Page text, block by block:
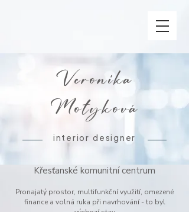
Veronika
Motyková
interior designer
Křesťanské komunitní centrum
Pronajatý prostor, multifunkční využití, omezené
finance a volná ruka při navrhování - to byl